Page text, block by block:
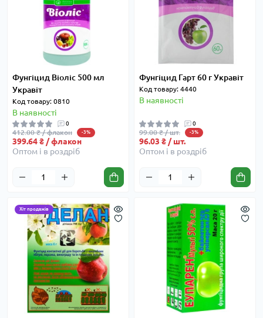
Фунгіцид Віоліс 500 мл
Укравіт
Код товару: 0810
В наявності
0
412.00 ₴ / флакон -3%
399.64 ₴ / флакон
Оптом і в роздріб
Фунгіцид Гарт 60 г Укравіт
Код товару: 4440
В наявності
0
99.00 ₴ / шт. -3%
96.03 ₴ / шт.
Оптом і в роздріб
Хіт продажів